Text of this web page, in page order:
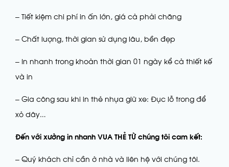
– Tiết kiệm chi phí in ấn lớn, giá cả phải chăng
– Chất lượng, thời gian sử dụng lâu, bền đẹp
– In nhanh trong khoản thời gian 01 ngày kể cả thiết kế
và in
– Gia công sau khi in thẻ nhựa giữ xe: Đục lỗ trong để
xỏ dây…
Đến với xưởng in nhanh VUA THẺ TỪchúng tôi cam kết:
– Quý khách chỉ cần ở nhà và liên hệ với chúng tôi.